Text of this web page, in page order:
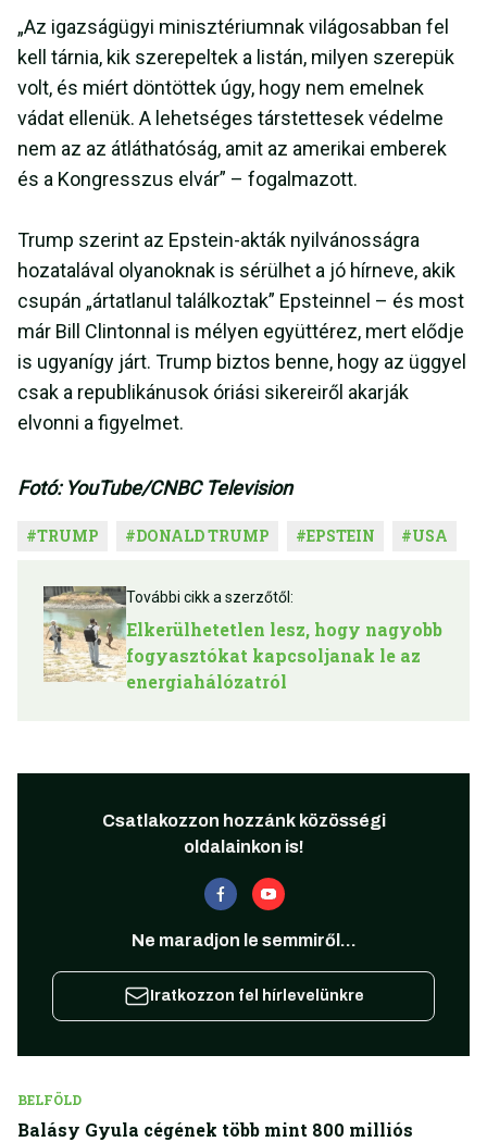
„Az igazságügyi minisztériumnak világosabban fel
kell tárnia, kik szerepeltek a listán, milyen szerepük
volt, és miért döntöttek úgy, hogy nem emelnek
vádat ellenük. A lehetséges társtettesek védelme
nem az az átláthatóság, amit az amerikai emberek
és a Kongresszus elvár” – fogalmazott.
Trump szerint az Epstein-akták nyilvánosságra
hozatalával olyanoknak is sérülhet a jó hírneve, akik
csupán „ártatlanul találkoztak” Epsteinnel – és most
már Bill Clintonnal is mélyen együttérez, mert elődje
is ugyanígy járt. Trump biztos benne, hogy az üggyel
csak a republikánusok óriási sikereiről akarják
elvonni a figyelmet.
Fotó: YouTube/CNBC Television
#TRUMP #DONALD TRUMP #EPSTEIN #USA
További cikk a szerzőtől:
Elkerülhetetlen lesz, hogy nagyobb
fogyasztókat kapcsoljanak le az
energiahálózatról
Csatlakozzon hozzánk közösségi
oldalainkon is!
Ne maradjon le semmiről...
Iratkozzon fel hírlevelünkre
BELFÖLD
Balásy Gyula cégének több mint 800 milliós